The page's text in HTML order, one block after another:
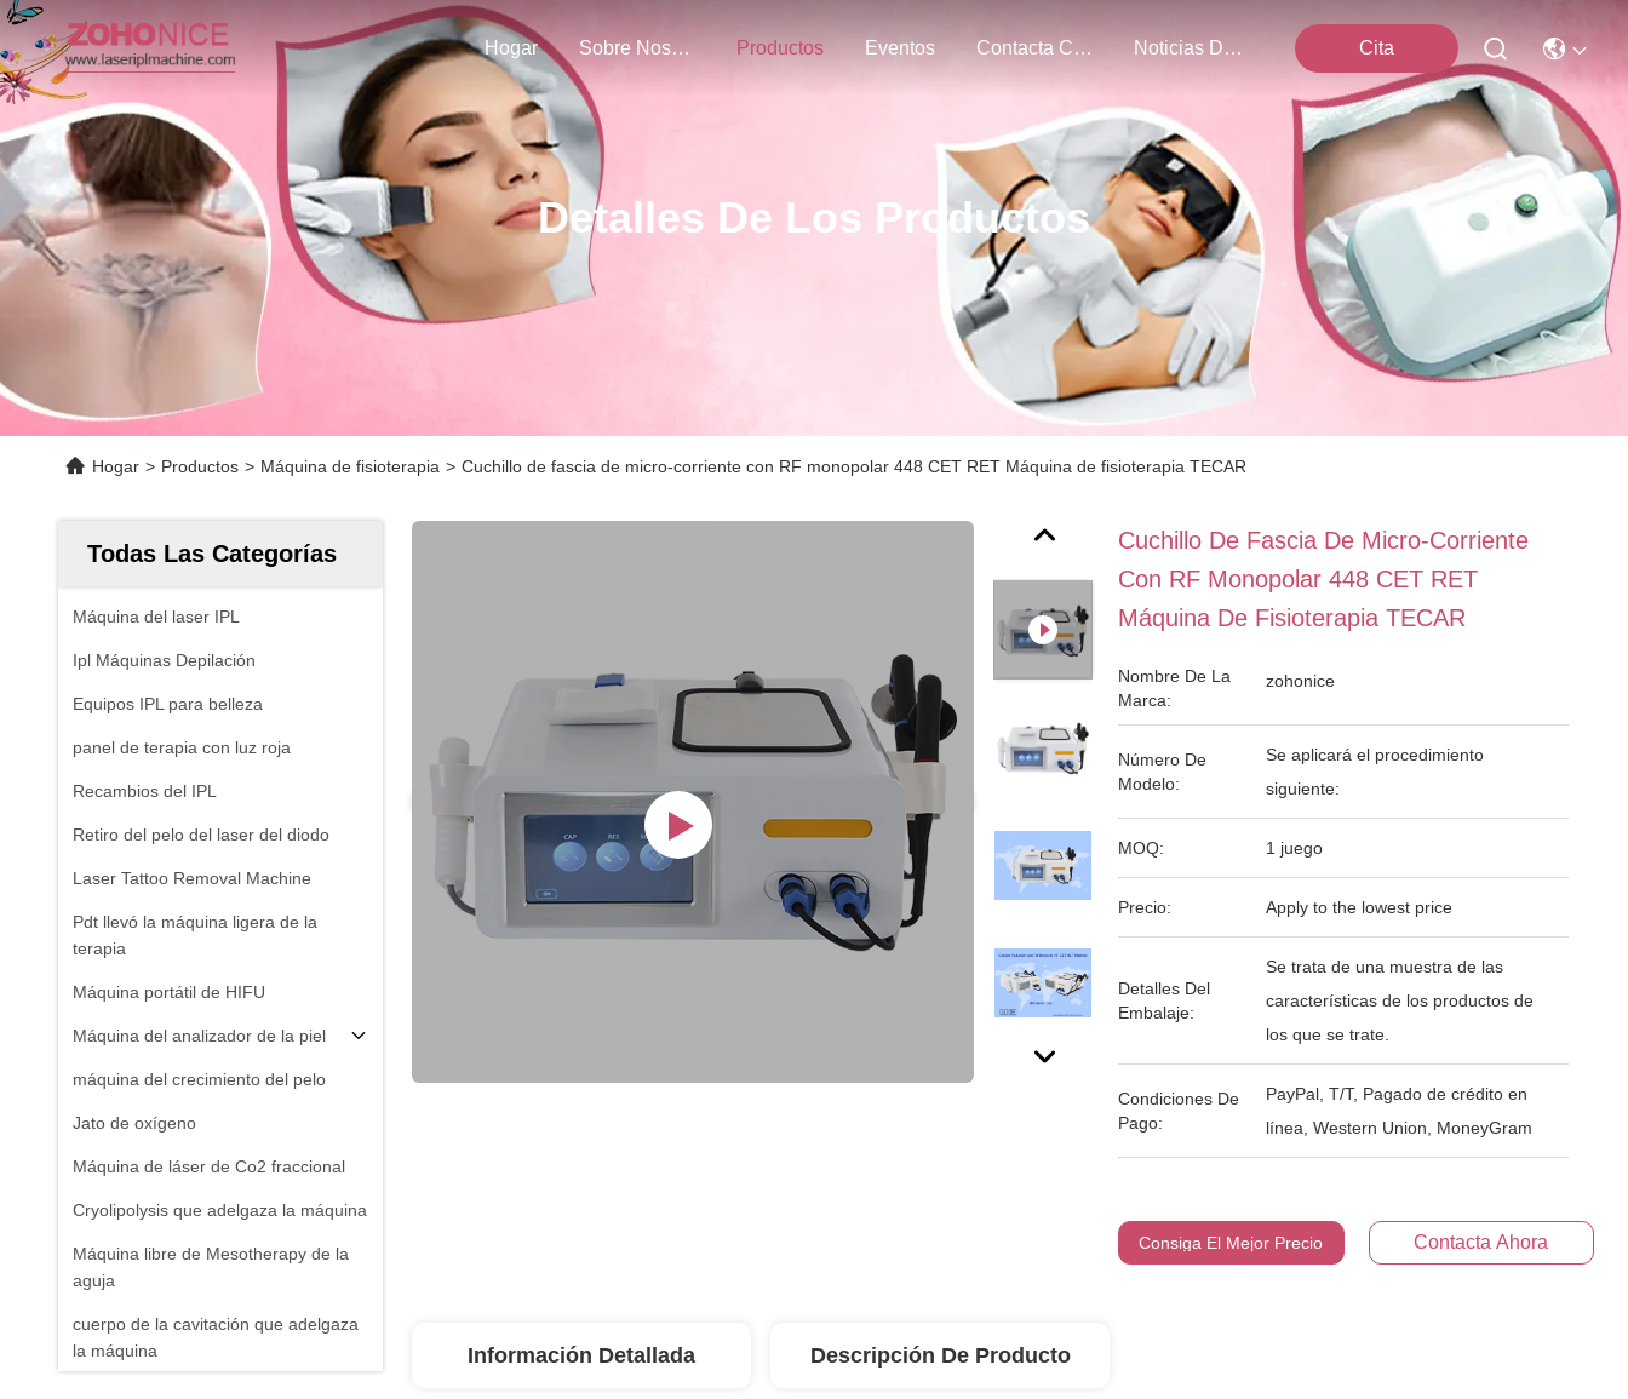
Hogar Sobre Nosotros Productos Eventos Contacta Con Nosotros Noticias De La Compañía Cita
Detalles De Los Productos
Hogar > Productos > Máquina de fisioterapia > Cuchillo de fascia de micro-corriente con RF monopolar 448 CET RET Máquina de fisioterapia TECAR
Todas Las Categorías
Máquina del laser IPL
Ipl Máquinas Depilación
Equipos IPL para belleza
panel de terapia con luz roja
Recambios del IPL
Retiro del pelo del laser del diodo
Laser Tattoo Removal Machine
Pdt llevó la máquina ligera de la
terapia
Máquina portátil de HIFU
Máquina del analizador de la piel
máquina del crecimiento del pelo
Jato de oxígeno
Máquina de láser de Co2 fraccional
Cryolipolysis que adelgaza la máquina
Máquina libre de Mesotherapy de la
aguja
cuerpo de la cavitación que adelgaza
la máquina
Cuchillo De Fascia De Micro-Corriente
Con RF Monopolar 448 CET RET
Máquina De Fisioterapia TECAR
Nombre De La
Marca:
zohonice
Número De
Modelo:
Se aplicará el procedimiento
siguiente:
MOQ: 1 juego
Precio: Apply to the lowest price
Detalles Del
Embalaje:
Se trata de una muestra de las
características de los productos de
los que se trate.
Condiciones De
Pago:
PayPal, T/T, Pagado de crédito en
línea, Western Union, MoneyGram
Consiga El Mejor Precio Contacta Ahora
Información Detallada Descripción De Producto